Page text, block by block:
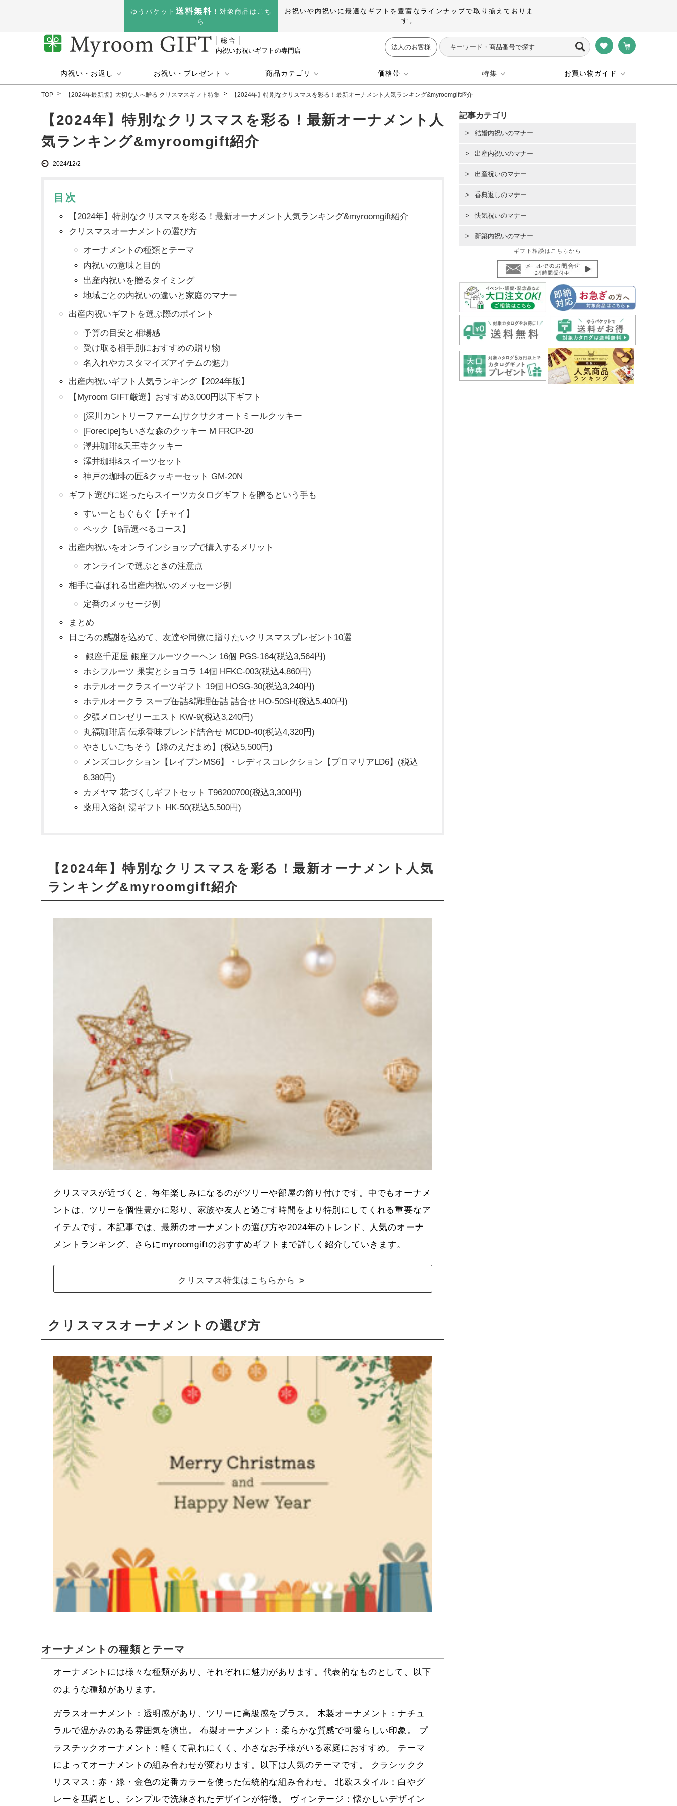
ゆうパケット 送料無料 ！対象商品はこち
ら
お祝いや内祝いに最適なギフトを豊富なラインナップで取り揃えておりま
す。
内祝いお祝いギフトの専門店
法人のお客様
内祝い・お返し お祝い・プレゼント 商品カテゴリ 価格帯 特集 お買い物ガイド
TOP 【2024年最新版】大切な人へ贈る クリスマスギフト特集 【2024年】特別なクリスマスを彩る！最新オーナメント人気ランキング&myroomgift紹介
【2024年】特別なクリスマスを彩る！最新オーナメント人
気ランキング&myroomgift紹介
2024/12/2
目次
【2024年】特別なクリスマスを彩る！最新オーナメント人気ランキング&myroomgift紹介
クリスマスオーナメントの選び方
オーナメントの種類とテーマ
内祝いの意味と目的
出産内祝いを贈るタイミング
地域ごとの内祝いの違いと家庭のマナー
出産内祝いギフトを選ぶ際のポイント
予算の目安と相場感
受け取る相手別におすすめの贈り物
名入れやカスタマイズアイテムの魅力
出産内祝いギフト人気ランキング【2024年版】
【Myroom GIFT厳選】おすすめ3,000円以下ギフト
[深川カントリーファーム]サクサクオートミールクッキー
[Forecipe]ちいさな森のクッキー M FRCP-20
澤井珈琲&天王寺クッキー
澤井珈琲&スイーツセット
神戸の珈琲の匠&クッキーセット GM-20N
ギフト選びに迷ったらスイーツカタログギフトを贈るという手も
すいーともぐもぐ【チャイ】
ペック【9品選べるコース】
出産内祝いをオンラインショップで購入するメリット
オンラインで選ぶときの注意点
相手に喜ばれる出産内祝いのメッセージ例
定番のメッセージ例
まとめ
日ごろの感謝を込めて、友達や同僚に贈りたいクリスマスプレゼント10選
銀座千疋屋 銀座フルーツクーヘン 16個 PGS-164(税込3,564円)
ホシフルーツ 果実とショコラ 14個 HFKC-003(税込4,860円)
ホテルオークラスイーツギフト 19個 HOSG-30(税込3,240円)
ホテルオークラ スープ缶詰&調理缶詰 詰合せ HO-50SH(税込5,400円)
夕張メロンゼリーエスト KW-9(税込3,240円)
丸福珈琲店 伝承香味ブレンド詰合せ MCDD-40(税込4,320円)
やさしいごちそう【緑のえだまめ】(税込5,500円)
メンズコレクション【レイブンMS6】・レディスコレクション【プロマリアLD6】(税込
6,380円)
カメヤマ 花づくしギフトセット T96200700(税込3,300円)
薬用入浴剤 湯ギフト HK-50(税込5,500円)
【2024年】特別なクリスマスを彩る！最新オーナメント人気
ランキング&myroomgift紹介
クリスマスが近づくと、毎年楽しみになるのがツリーや部屋の飾り付けです。中でもオーナメ
ントは、ツリーを個性豊かに彩り、家族や友人と過ごす時間をより特別にしてくれる重要なア
イテムです。本記事では、最新のオーナメントの選び方や2024年のトレンド、人気のオーナ
メントランキング、さらにmyroomgiftのおすすめギフトまで詳しく紹介していきます。
クリスマス特集はこちらから
クリスマスオーナメントの選び方
オーナメントの種類とテーマ
オーナメントには様々な種類があり、それぞれに魅力があります。代表的なものとして、以下
のような種類があります。
ガラスオーナメント：透明感があり、ツリーに高級感をプラス。 木製オーナメント：ナチュ
ラルで温かみのある雰囲気を演出。 布製オーナメント：柔らかな質感で可愛らしい印象。 プ
ラスチックオーナメント：軽くて割れにくく、小さなお子様がいる家庭におすすめ。 テーマ
によってオーナメントの組み合わせが変わります。以下は人気のテーマです。 クラシックク
リスマス：赤・緑・金色の定番カラーを使った伝統的な組み合わせ。 北欧スタイル：白やグ
レーを基調とし、シンプルで洗練されたデザインが特徴。 ヴィンテージ：懐かしいデザイン
記事カテゴリ
結婚内祝いのマナー
出産内祝いのマナー
出産祝いのマナー
香典返しのマナー
快気祝いのマナー
新築内祝いのマナー
ギフト相談はこちらから